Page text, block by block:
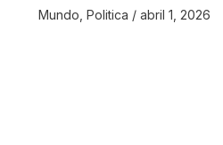
Mundo Politica / abril 1, 2026